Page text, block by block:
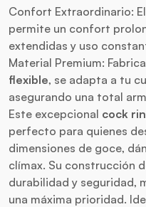
Confort Extraordinario:
permite un confort
extendidas y uso
Material Premium:
flexible, se adapta a tu
asegurando una total
Este excepcional cock
perfecto para quienes
dimensiones de goce,
clímax. Su construcción
durabilidad y seguridad,
una máxima prioridad.